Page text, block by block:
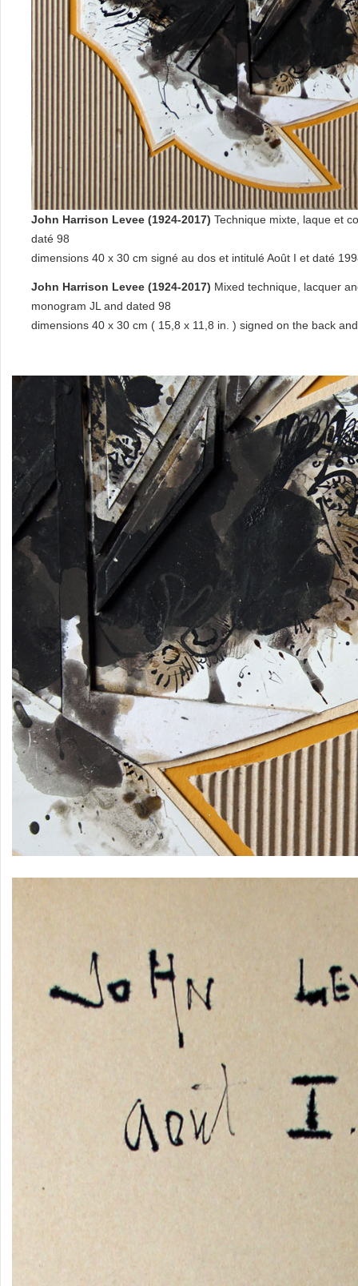
John Harrison Levee (1924-2017) Technique mixte, laque et
daté 98
dimensions 40 x 30 cm signé au dos et intitulé Août I et daté
John Harrison Levee (1924-2017) Mixed technique, lacquer
monogram JL and dated 98
dimensions 40 x 30 cm ( 15,8 x 11,8 in. ) signed on the back